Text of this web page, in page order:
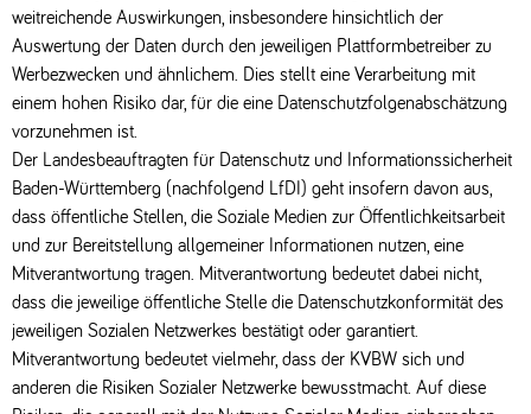
weitreichende Auswirkungen, insbesondere hinsichtlich der
Auswertung der Daten durch den jeweiligen Plattformbetreiber zu
Werbezwecken und ähnlichem. Dies stellt eine Verarbeitung mit
einem hohen Risiko dar, für die eine Datenschutzfolgenabschätzung
vorzunehmen ist.
Der Landesbeauftragten für Datenschutz und Informationssicherheit
Baden-Württemberg (nachfolgend LfDI) geht insofern davon aus,
dass öffentliche Stellen, die Soziale Medien zur Öffentlichkeitsarbeit
und zur Bereitstellung allgemeiner Informationen nutzen, eine
Mitverantwortung tragen. Mitverantwortung bedeutet dabei nicht,
dass die jeweilige öffentliche Stelle die Datenschutzkonformität des
jeweiligen Sozialen Netzwerkes bestätigt oder garantiert.
Mitverantwortung bedeutet vielmehr, dass der KVBW sich und
anderen die Risiken Sozialer Netzwerke bewusstmacht. Auf diese